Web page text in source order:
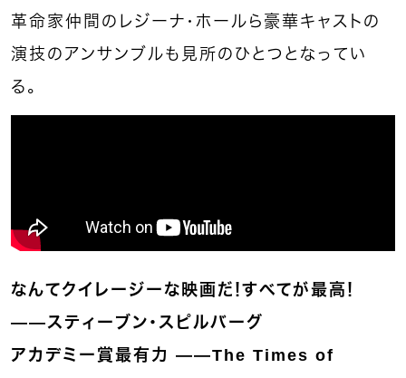
革命家仲間のレジーナ・ホールら豪華キャストの
演技のアンサンブルも見所のひとつとなってい
る。
なんてクイレージーな映画だ！すべてが最高！
——スティーブン・スピルバーグ
アカデミー賞最有力 ——The Times of